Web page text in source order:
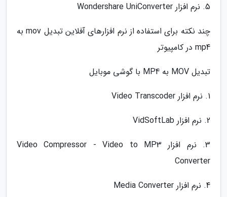
5. نرم افزار Wondershare UniConverter
چند نکته برای استفاده از نرم افزارهای آفلاین تبدیل mov به
mp4 در کامپیوتر
تبدیل MOV به MP4 با گوشی موبایل
1. نرم افزار Video Transcoder
2. نرم افزار VidSoftLab
3. نرم افزار Video Compressor - Video to MP3
Converter
4. نرم افزار Media Converter